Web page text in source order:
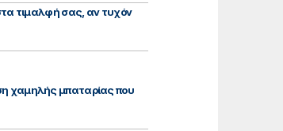
τιμαλφή σας, αν τυχόν
χαμηλής μπαταρίας που